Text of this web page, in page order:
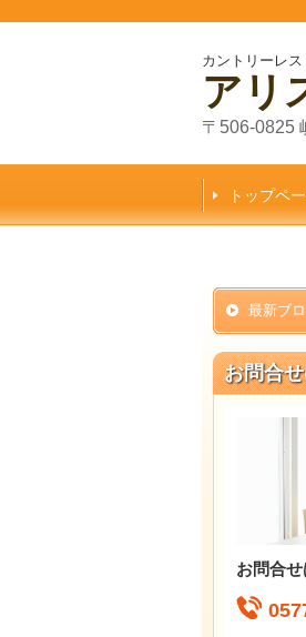
カントリーレ
アリ
〒506-0825
トップペ
最新ブ
お問合
お問合